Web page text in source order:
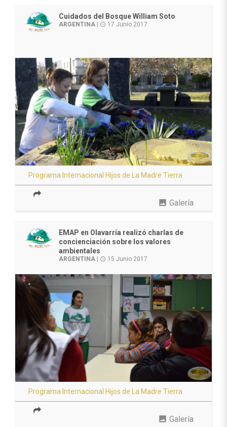
Cuidados del Bosque William Soto
ARGENTINA access_time 17 Junio 2017
Programa Internacional Hijos de La Madre Tierra
photo Galería
EMAP en Olavarría realizó charlas de
concienciación sobre los valores
ambientales
ARGENTINA | access_time 15 Junio 2017
Programa Internacional Hijos de La Madre Tierra
photo Galería